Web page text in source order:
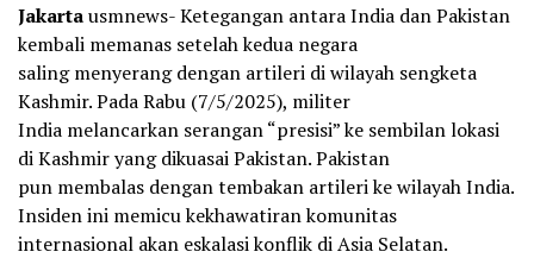
Jakartausmnews- Ketegangan antara India dan Pakistan
kembali memanas setelah kedua negara
saling menyerang dengan artileri di wilayah sengketa
Kashmir. Pada Rabu (7/5/2025), militer
India melancarkan serangan “presisi” ke sembilan lokasi
di Kashmir yang dikuasai Pakistan. Pakistan
pun membalas dengan tembakan artileri ke wilayah India.
Insiden ini memicu kekhawatiran komunitas
internasional akan eskalasi konflik di Asia Selatan.